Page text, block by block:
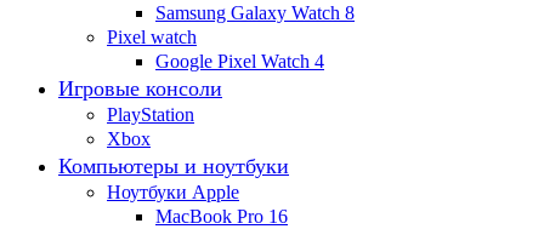
Samsung Galaxy Watch 8
Pixel watch
Google Pixel Watch 4
Игровые консоли
PlayStation
Xbox
Компьютеры и ноутбуки
Ноутбуки Apple
MacBook Pro 16